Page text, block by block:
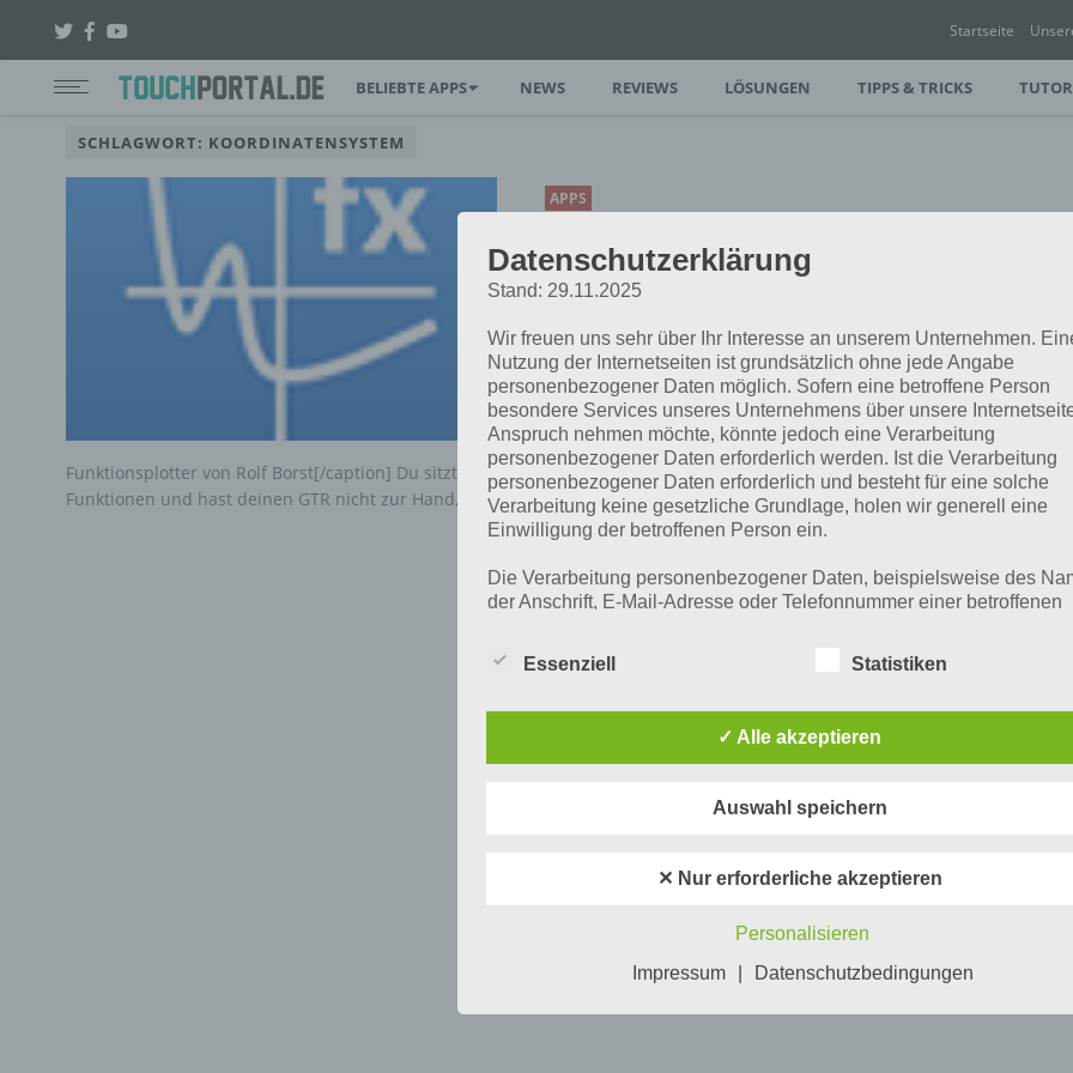
Startseite
BELIEBTE APPS NEWS REVIEWS LÖSUNGEN TIPPS & TRICKS
SCHLAGWORT: KOORDINATENSYSTEM
APPS
FUNKTIONSPLOTTER:
DEN GRAFISCHEN
TASCHENRECHNER IN DER
HOSENTASCHE
PAUL STELZER-02. MAI 2016
[caption id="attachment_24527"
align="alignright" width="150"]
Funktionsplotter von Rolf Borst[/caption] Du sitzt gerade über einer kniffligen Matheaufgabe mit
Funktionen und hast deinen GTR nicht zur Hand, weil er noch…
Datenschutzerklärung
Stand: 29.11.2025
Wir freuen uns sehr über Ihr Interesse an unserem Unternehmen.
Nutzung der Internetseiten ist grundsätzlich ohne jede Angabe
personenbezogener Daten möglich. Sofern eine betroffene Person
besondere Services unseres Unternehmens über unsere
Anspruch nehmen möchte, könnte jedoch eine Verarbeitung
personenbezogener Daten erforderlich werden. Ist die Verarbeitung
personenbezogener Daten erforderlich und besteht für eine solche
Verarbeitung keine gesetzliche Grundlage, holen wir generell eine
Einwilligung der betroffenen Person ein.
Die Verarbeitung personenbezogener Daten, beispielsweise des
der Anschrift, E-Mail-Adresse oder Telefonnummer einer betroffenen
Datenschutzbestimmungen. Mittels dieser Datenschutzerklärung
informieren. Ferner werden betroffene Personen mittels dieser
Datenschutzerklärung über die ihnen zustehenden Rechte
Wir haben als für die Verarbeitung Verantwortlicher zahlreiche
personenbezogenen Daten sicherzustellen. Dennoch können
aufweisen, sodass ein absoluter Schutz nicht gewährleistet werden
Aus diesem Grund steht es jeder betroffenen Person frei,
personenbezogene Daten auch auf alternativen Wegen,
Essenziell Statistiken
✓ Alle akzeptieren
Auswahl speichern
✕ Nur erforderliche akzeptieren
Personalisieren
Impressum
Datenschutzbedingungen